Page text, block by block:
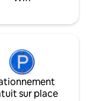
sur place